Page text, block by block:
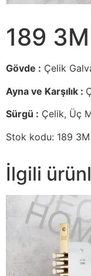
189 3M
Gövde : Çelik
Ayna ve Karşılık :
Sürgü : Çelik, Üç
Stok kodu: 189 3M
İlgili